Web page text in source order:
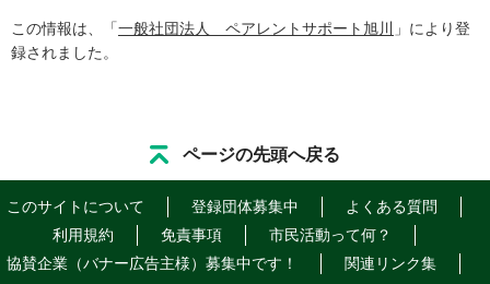
この情報は、「一般社団法人 ペアレントサポート旭川
」により登
録されました。
ページの先頭へ戻る
このサイトについて 登録団体募集中
よくある質問
利用規約
免責事項
市民活動って何？
協賛企業（バナー広告主様）募集中です！
関連リンク集